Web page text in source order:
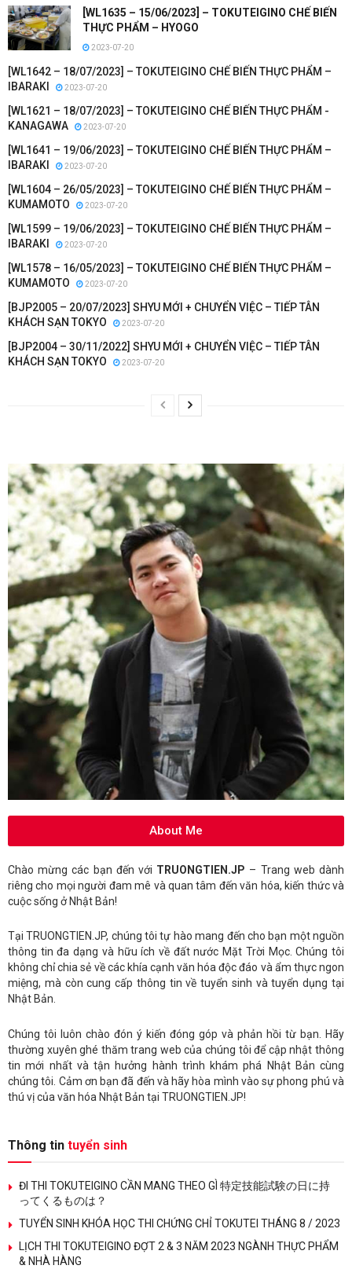
[WL1635 – 15/06/2023] – TOKUTEIGINO CHẾ BIẾN
THỰC PHẨM – HYOGO
2023-07-20
[WL1642 – 18/07/2023] – TOKUTEIGINO CHẾ BIẾN THỰC PHẨM –
IBARAKI
2023-07-20
[WL1621 – 18/07/2023] – TOKUTEIGINO CHẾ BIẾN THỰC PHẨM -
KANAGAWA
2023-07-20
[WL1641 – 19/06/2023] – TOKUTEIGINO CHẾ BIẾN THỰC PHẨM –
IBARAKI
2023-07-20
[WL1604 – 26/05/2023] – TOKUTEIGINO CHẾ BIẾN THỰC PHẨM –
KUMAMOTO
2023-07-20
[WL1599 – 19/06/2023] – TOKUTEIGINO CHẾ BIẾN THỰC PHẨM –
IBARAKI
2023-07-20
[WL1578 – 16/05/2023] – TOKUTEIGINO CHẾ BIẾN THỰC PHẨM –
KUMAMOTO
2023-07-20
[BJP2005 – 20/07/2023] SHYU MỚI + CHUYỂN VIỆC – TIẾP TÂN
KHÁCH SẠN TOKYO
2023-07-20
[BJP2004 – 30/11/2022] SHYU MỚI + CHUYỂN VIỆC – TIẾP TÂN
KHÁCH SẠN TOKYO
2023-07-20
About Me
Chào mừng các bạn đến với TRUONGTIEN.JP – Trang web dành
riêng cho mọi người đam mê và quan tâm đến văn hóa, kiến thức và
cuộc sống ở Nhật Bản!
Tại TRUONGTIEN.JP, chúng tôi tự hào mang đến cho bạn một nguồn
thông tin đa dạng và hữu ích về đất nước Mặt Trời Mọc. Chúng tôi
không chỉ chia sẻ về các khía cạnh văn hóa độc đáo và ẩm thực ngon
miệng, mà còn cung cấp thông tin về tuyển sinh và tuyển dụng tại
Nhật Bản.
Chúng tôi luôn chào đón ý kiến đóng góp và phản hồi từ bạn. Hãy
thường xuyên ghé thăm trang web của chúng tôi để cập nhật thông
tin mới nhất và tận hưởng hành trình khám phá Nhật Bản cùng
chúng tôi. Cảm ơn bạn đã đến và hãy hòa mình vào sự phong phú và
thú vị của văn hóa Nhật Bản tại TRUONGTIEN.JP!
Thông tin tuyển sinh
ĐI THI TOKUTEIGINO CẦN MANG THEO GÌ 特定技能試験の日に持
ってくるものは？
TUYỂN SINH KHÓA HỌC THI CHỨNG CHỈ TOKUTEI THÁNG 8 / 2023
LỊCH THI TOKUTEIGINO ĐỢT 2 & 3 NĂM 2023 NGÀNH THỰC PHẨM
& NHÀ HÀNG